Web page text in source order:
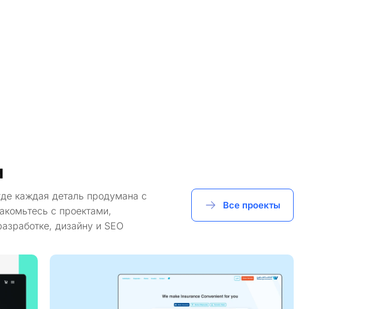
каждая деталь продумана с
с проектами,
дизайну и SEO
Все проекты